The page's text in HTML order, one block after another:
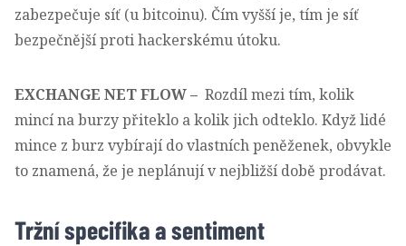
zabezpečuje síť (u bitcoinu). Čím vyšší je, tím je síť
bezpečnější proti hackerskému útoku.
EXCHANGE NET FLOW – Rozdíl mezi tím, kolik
mincí na burzy přiteklo a kolik jich odteklo. Když lidé
mince z burz vybírají do vlastních peněženek, obvykle
to znamená, že je neplánují v nejbližší době prodávat.
Tržní specifika a sentiment